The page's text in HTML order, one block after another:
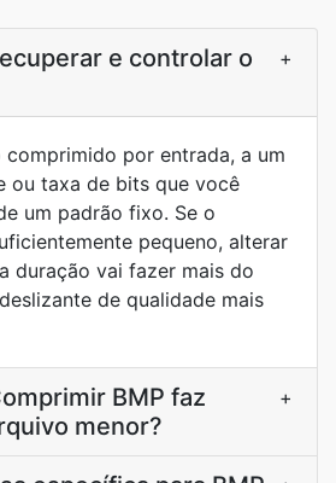
e controlar o
+
comprimido por entrada, a um
ou taxa de bits que você
um padrão fixo. Se o
pequeno, alterar
duração vai fazer mais do
de qualidade mais
BMP faz
menor?
+